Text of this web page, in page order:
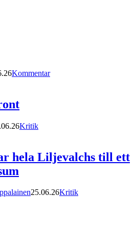
Kommentar
Kritik
hela Liljevalchs till ett
25.06.26Kritik